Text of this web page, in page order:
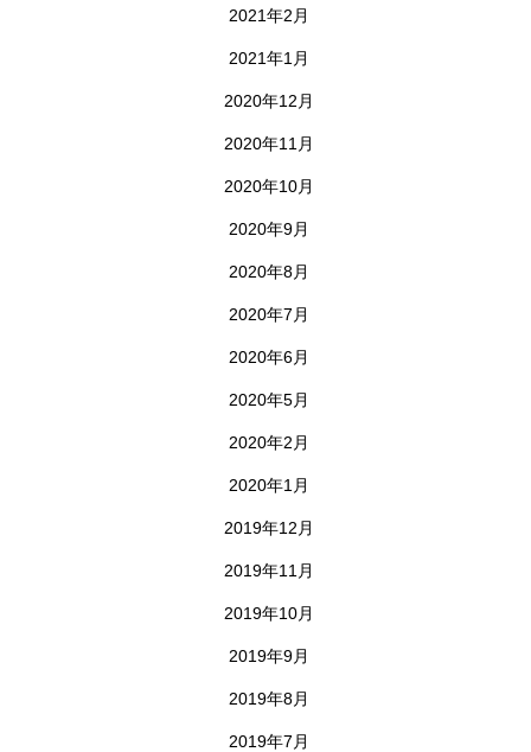
2021年2月
2021年1月
2020年12月
2020年11月
2020年10月
2020年9月
2020年8月
2020年7月
2020年6月
2020年5月
2020年2月
2020年1月
2019年12月
2019年11月
2019年10月
2019年9月
2019年8月
2019年7月